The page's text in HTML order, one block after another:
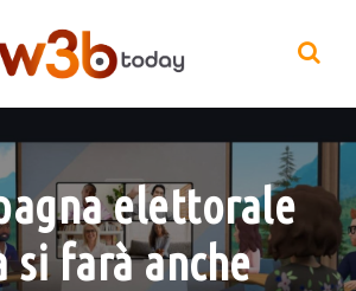
elettorale
farà anche